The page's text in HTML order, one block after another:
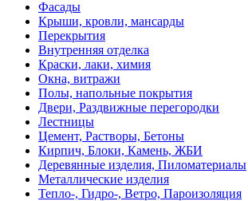
Фасады
Крыши, кровли, мансарды
Перекрытия
Внутренняя отделка
Краски, лаки, химия
Окна, витражи
Полы, напольные покрытия
Двери, Раздвижные перегородки
Лестницы
Цемент, Растворы, Бетоны
Кирпич, Блоки, Камень, ЖБИ
Деревянные изделия, Пиломатериалы
Металлические изделия
Тепло-, Гидро-, Ветро, Пароизоляция